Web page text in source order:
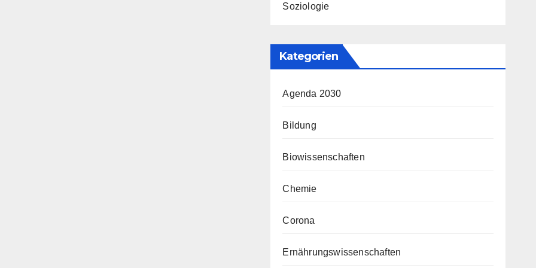
Soziologie
Kategorien
Agenda 2030
Bildung
Biowissenschaften
Chemie
Corona
Ernährungswissenschaften